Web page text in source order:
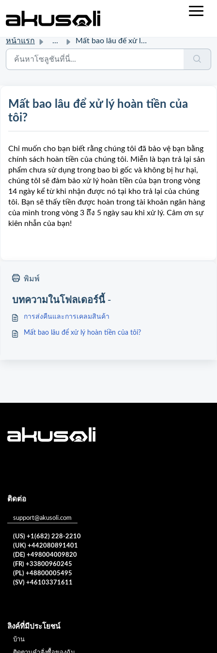
หน้าแรก ... Mất bao lâu để xử lý hoàn tiền của tôi?
Mất bao lâu để xử lý hoàn tiền của
tôi?
Chỉ muốn cho bạn biết rằng chúng tôi đã bảo vệ bạn bằng
chính sách hoàn tiền của chúng tôi. Miễn là bạn trả lại sản
phẩm chưa sử dụng trong bao bì gốc và không bị hư hại,
chúng tôI sẽ đảm bảo xử lý hoàn tiền của bạn trong vòng
14 ngày kể từ khi nhận được nó tại kho trả lại của chúng
tôi. Bạn sẽ thấy tiền được hoàn trong tài khoản ngân hàng
của mình trong vòng 3 ถึง 5 ngày sau khi xử lý. Cảm ơn sự
kiên nhẫn của bạn!
พิมพ์
บทความในโฟลเดอร์นี้ -
การส่งคืนและการเคลมสินค้า
Mất bao lâu để xử lý hoàn tiền của tôi?
ติดต่อ
support@akusoli.com
(US) +1(682) 228-2210
(UK) +442080891401
(DE) +498004009820
(FR) +33800960245
(PL) +48800005495
(SV) +46103371611
ลิงค์ที่มีประโยชน์
บ้าน